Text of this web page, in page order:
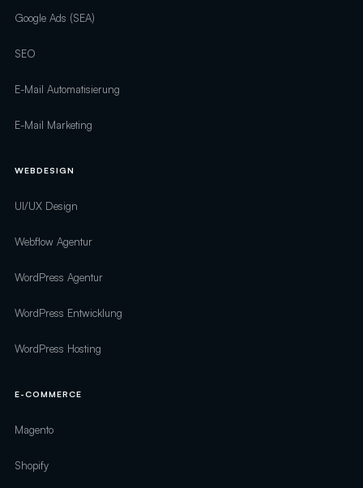
Google Ads (SEA)
SEO
E-Mail Automatisierung
E-Mail Marketing
WEBDESIGN
UI/UX Design
Webflow Agentur
WordPress Agentur
WordPress Entwicklung
WordPress Hosting
E-COMMERCE
Magento
Shopify